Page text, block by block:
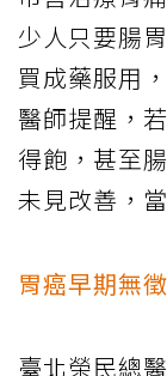
少人只要腸
買成藥服用
醫師提醒，
得飽，甚至
未見改善，
胃癌早期無
臺北榮民總